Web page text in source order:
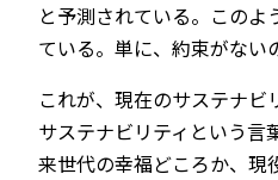
と予測されている。この
ている。単に、約束がない
これが、現在のサステナビ
サステナビリティという言
来世代の幸福どころか、現